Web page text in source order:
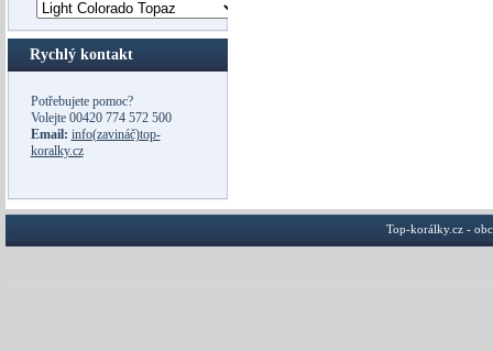
Rychlý kontakt
Potřebujete pomoc?
Volejte 00420 774 572 500
Email: info(zavináč)top-
koralky.cz
Top-korálky.cz -